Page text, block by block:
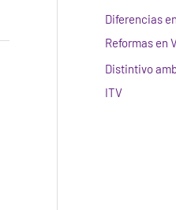
Diferencias
Reformas en
Distintivo
ITV